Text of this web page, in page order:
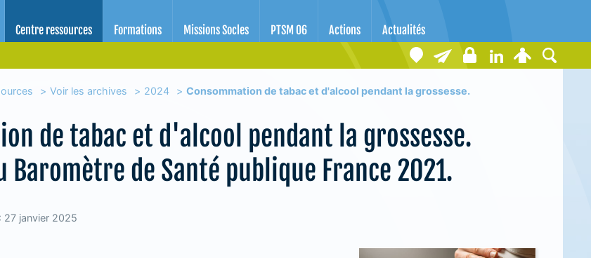
pour la santé des Alpes-Maritimes
Centre ressources Formations Missions Socles PTSM 06 Actions Actualités
Voir les archives 2024 Consommation de tabac et d'alcool pendant la grossesse.
de tabac et d'alcool pendant la grossesse.
Baromètre de Santé publique France 2021.
27 janvier 2025